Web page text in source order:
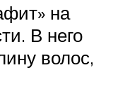
на
В него
волос,